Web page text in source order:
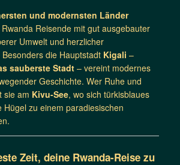
und modernsten Länder
Reisende mit gut ausgebauter
Umwelt und herzlicher
die Hauptstadt Kigali –
sauberste Stadt – vereint modernes
Geschichte. Wer Ruhe und
sie am Kivu-See, wo sich türkisblaues
Hügel zu einem paradiesischen
Zeit, deine Rwanda-Reise zu